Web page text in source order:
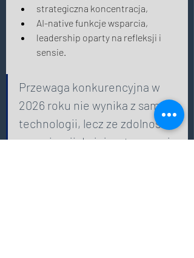
strategiczna koncentracja,
AI-native funkcje wsparcia,
leadership oparty na refleksji i
sensie.
Przewaga konkurencyjna w
2026 roku nie wynika z samej
technologii, lecz ze zdolności
organizacji do jej systemowej